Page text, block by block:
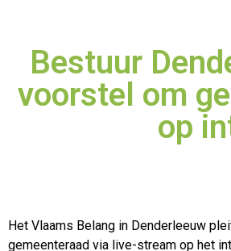
Bestuur
voorstel om
op
Het Vlaams Belang in Denderleeuw
gemeenteraad via live-stream op het